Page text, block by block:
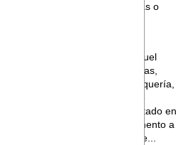
dejaron el Banco en idénticas o
me voy a olvidar
Txomin, Ángel, Alberto, Miguel
que han dirigido oficinas,
a cada centro que lo requería,
de privada, personas que
personas que han estado en
que han saltado de segmento a
y siempre de manera brillante...